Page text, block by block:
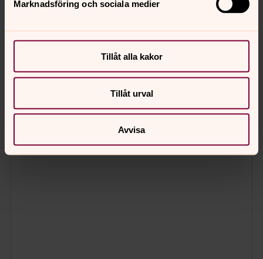
Marknadsföring och sociala medier
Tillåt alla kakor
Tillåt urval
Avvisa